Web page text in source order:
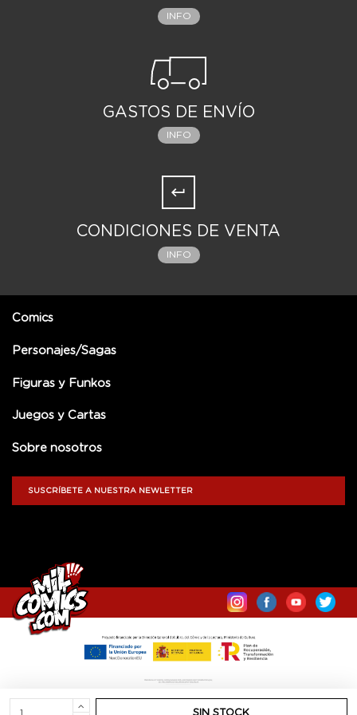
SIN STOCK
INFO
GASTOS DE ENVÍO
INFO
CONDICIONES DE VENTA
INFO
Comics
Personajes/Sagas
Figuras y Funkos
Juegos y Cartas
Sobre nosotros
SUSCRÍBETE A NUESTRA NEWLETTER